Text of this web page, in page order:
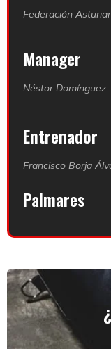
Federación
Manager
Néstor Domínguez
Entrenador
Francisco Borja
Palmares